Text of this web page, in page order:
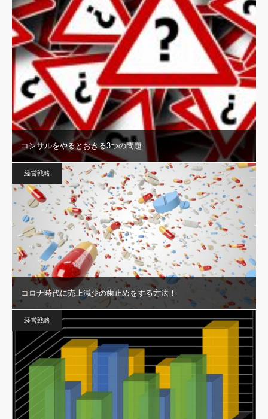
コンサルをやるとおきる3つの問題
経営戦略
コロナ時代に売上減少の歯止めをする方法！
経営戦略